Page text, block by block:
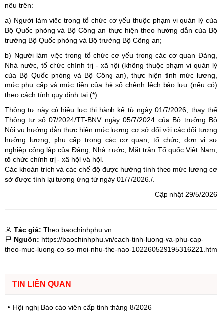
nêu trên:
a) Người làm việc trong tổ chức cơ yếu thuộc phạm vi quản lý của
Bộ Quốc phòng và Bộ Công an thực hiện theo hướng dẫn của Bộ
trưởng Bộ Quốc phòng và Bộ trưởng Bộ Công an;
b) Người làm việc trong tổ chức cơ yếu trong các cơ quan Đảng,
Nhà nước, tổ chức chính trị - xã hội (không thuộc phạm vi quản lý
của Bộ Quốc phòng và Bộ Công an), thực hiện tính mức lương,
mức phụ cấp và mức tiền của hệ số chênh lệch bảo lưu (nếu có)
theo cách tính quy định tại (*).
Thông tư này có hiệu lực thi hành kể từ ngày 01/7/2026; thay thế
Thông tư số 07/2024/TT-BNV ngày 05/7/2024 của Bộ trưởng Bộ
Nội vụ hướng dẫn thực hiện mức lương cơ sở đối với các đối tượng
hưởng lương, phụ cấp trong các cơ quan, tổ chức, đơn vị sự
nghiệp công lập của Đảng, Nhà nước, Mặt trận Tổ quốc Việt Nam,
tổ chức chính trị - xã hội và hội.
Các khoản trích và các chế độ được hưởng tính theo mức lương cơ
sở được tính lại tương ứng từ ngày 01/7/2026./.
Cập nhật 29/5/2026
Tác giả: Theo baochinhphu.vn
Nguồn: https://baochinhphu.vn/cach-tinh-luong-va-phu-cap-
theo-muc-luong-co-so-moi-nhu-the-nao-102260529195316221.htm
TIN LIÊN QUAN
Hội nghị Báo cáo viên cấp tỉnh tháng 8/2026